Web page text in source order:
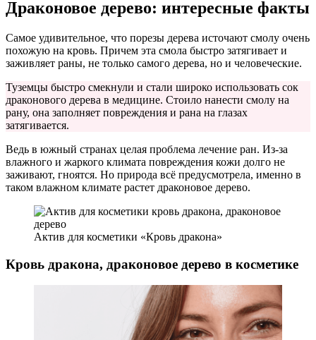
Драконовое дерево: интересные факты
Самое удивительное, что порезы дерева источают смолу очень
похожую на кровь. Причем эта смола быстро затягивает и
заживляет раны, не только самого дерева, но и человеческие.
Туземцы быстро смекнули и стали широко использовать сок
драконового дерева в медицине. Стоило нанести смолу на
рану, она заполняет повреждения и рана на глазах
затягивается.
Ведь в южный странах целая проблема лечение ран. Из-за
влажного и жаркого климата повреждения кожи долго не
заживают, гноятся. Но природа всё предусмотрела, именно в
таком влажном климате растет драконовое дерево.
Актив для косметики «Кровь дракона»
Кровь дракона, драконовое дерево в косметике